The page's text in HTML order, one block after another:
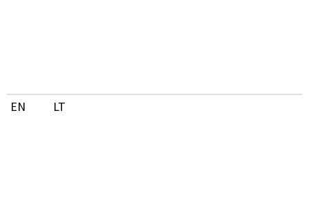
EN LT